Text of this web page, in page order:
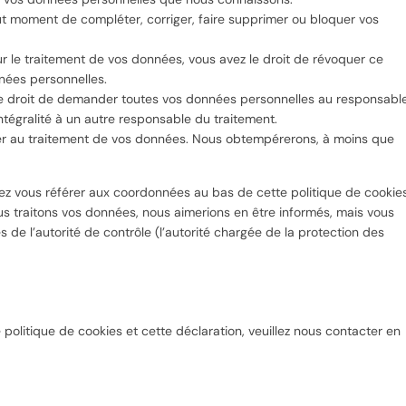
moment de compléter, corriger, faire supprimer ou bloquer vos
le traitement de vos données, vous avez le droit de révoquer ce
personnelles.
droit de demander toutes vos données personnelles au
à un autre responsable du traitement.
au traitement de vos données. Nous obtempérerons, à moins que
vous référer aux coordonnées au bas de cette politique de
traitons vos données, nous aimerions en être informés, mais vous
l’autorité de contrôle (l’autorité chargée de la protection des
de cookies et cette déclaration, veuillez nous contacter en